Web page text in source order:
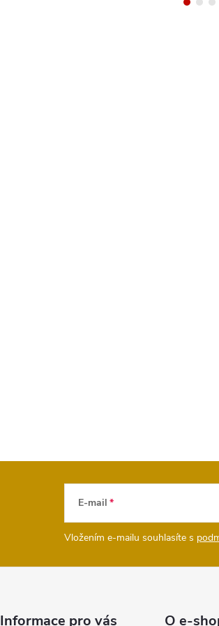
E-mail
Vložením e-mailu souhlasíte s
Informace pro vás O e-